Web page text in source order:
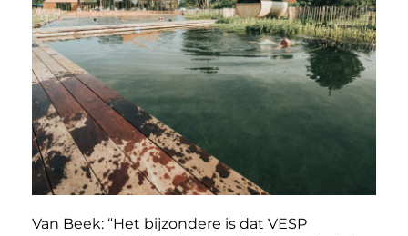
Van Beek: “Het bijzondere is dat VESP